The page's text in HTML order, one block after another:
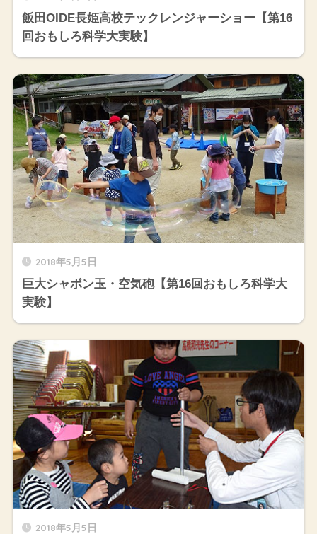
飯田OIDE長姫高校テックレンジャーショー【第16
回おもしろ科学大実験】
2018年5月5日
巨大シャボン玉・空気砲【第16回おもしろ科学大
実験】
2018年5月5日